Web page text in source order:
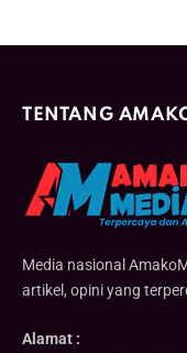
TENTANG
Media nasional
artikel, opini yang
Alamat :